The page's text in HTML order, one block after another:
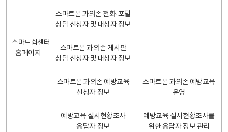
스마트쉼센터
홈페이지
스마트폰 과의존 전화·포털
상담 신청자 및 대상자 정보
스마트폰 과의존 게시판
상담 신청자 및 대상자 정보
스마트폰 과의존 예방교육
신청자 정보
스마트폰 과의존 예방교육
운영
예방교육 실시현황조사
응답자 정보
예방교육 실시현황조사를
위한 응답자 정보 관리